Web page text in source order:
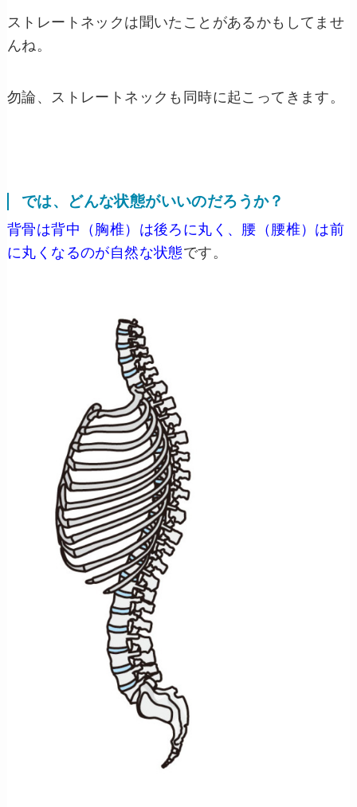
ストレートネックは聞いたことがあるかもしてませ
んね。
勿論、ストレートネックも同時に起こってきます。
では、どんな状態がいいのだろうか？
背骨は背中（胸椎）は後ろに丸く、腰（腰椎）は前
に丸くなるのが自然な状態です。